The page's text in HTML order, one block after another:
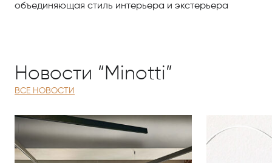
объединяющая стиль интерьера и экстерьера
Новости “Minotti”
ВСЕ НОВОСТИ